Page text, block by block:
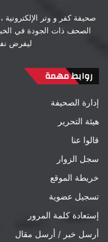
صحيفة كفر و وتر
الصحف ذات الجودة في
ليفرض
روابط مهمة
إدارة الصحيفة
هيئة التحرير
قالوا عنا
سجل الزوار
خريطة الموقع
تسجيل عضوية
إستعادة كلمة المرور
أرسل خبر / أرسل مقال